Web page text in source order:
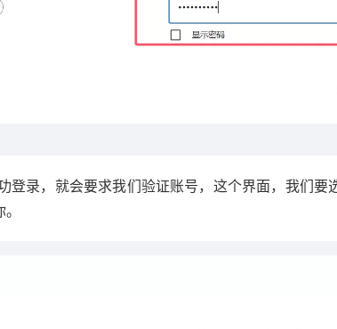
登录，就会要求我们验证账号，这个界面，我们要